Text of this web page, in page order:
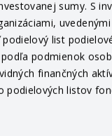
sumy. S
list
podmienok
finančných